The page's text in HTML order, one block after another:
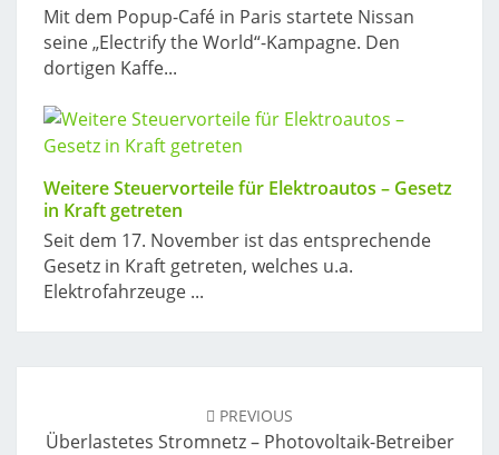
Mit dem Popup-Café in Paris startete Nissan
seine „Electrify the World“-Kampagne. Den
dortigen Kaffe...
Weitere Steuervorteile für Elektroautos – Gesetz
in Kraft getreten
Seit dem 17. November ist das entsprechende
Gesetz in Kraft getreten, welches u.a.
Elektrofahrzeuge ...
PREVIOUS
Überlastetes Stromnetz – Photovoltaik-Betreiber